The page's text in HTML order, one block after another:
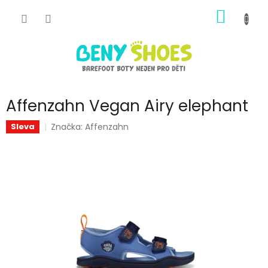
KOŠÍK
Affenzahn Vegan Airy elephant
Sleva Značka:Affenzahn